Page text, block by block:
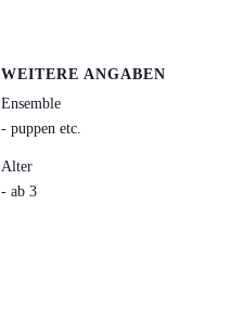
WEITERE ANGABEN
Ensemble
- puppen etc.
Alter
- ab 3